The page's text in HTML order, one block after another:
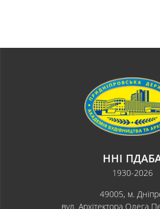
ННІ
1930-2026
49005, м.
вул. Архітектора Олега